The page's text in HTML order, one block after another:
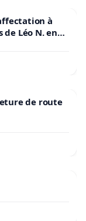
à
de Léo N. en
de route